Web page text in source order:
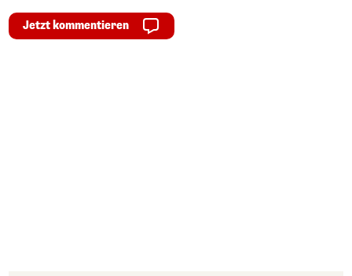
Jetzt kommentieren